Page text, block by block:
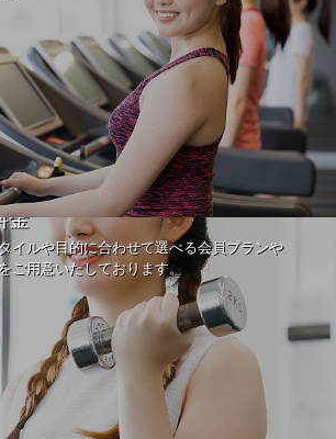
金
イルや目的に合わせて選べる会員プランや
ご用意いたしております。